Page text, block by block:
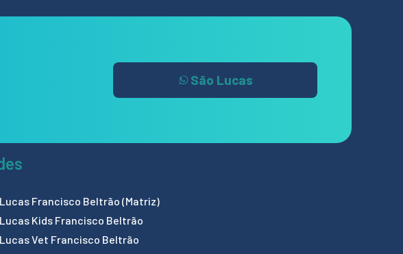
São Lucas
Francisco Beltrão (Matriz)
Kids Francisco Beltrão
Vet Francisco Beltrão